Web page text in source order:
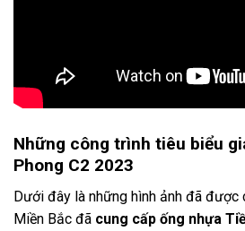
Những công trình tiêu biểu
Phong C2 2023
Dưới đây là những hình ảnh đã được
Miền Bắc đã cung cấp ống nhựa